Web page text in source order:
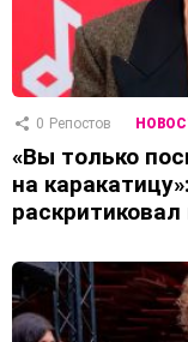
0 Репостов
«Вы только
на